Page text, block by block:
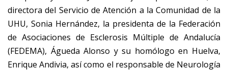
directora del Servicio de Atención a la Comunidad de la
UHU, Sonia Hernández, la presidenta de la Federación
de Asociaciones de Esclerosis Múltiple de Andalucía
(FEDEMA), Águeda Alonso y su homólogo en Huelva,
Enrique Andivia, así como el responsable de Neurología